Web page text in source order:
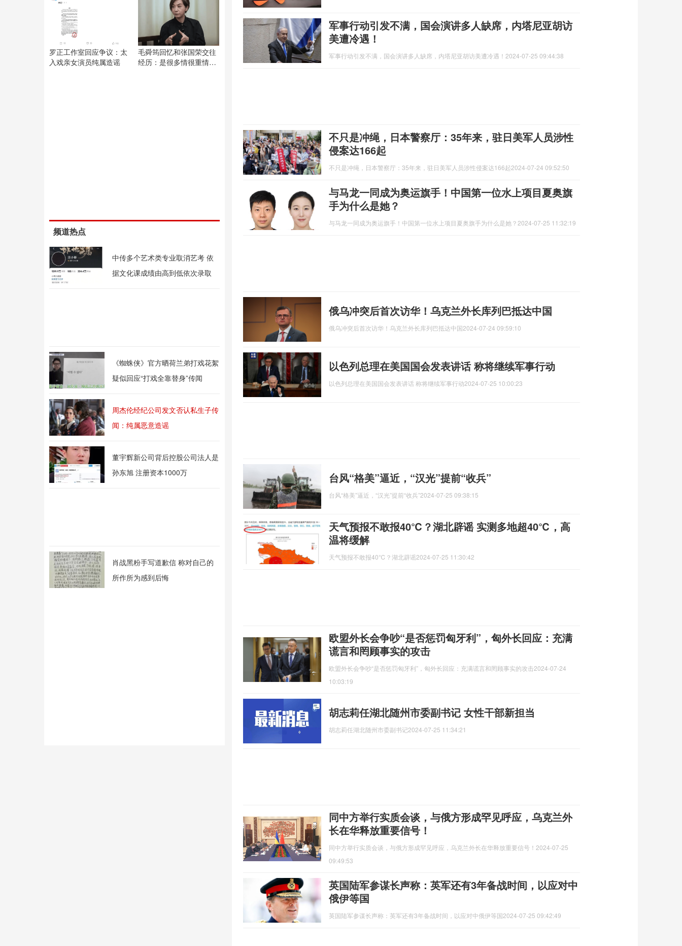
罗正工作室回应争议：太
入戏亲女演员纯属造谣
毛舜筠回忆和张国荣交往
经历：是很多情很重情的
频道热点
中传多个艺术类专业取消艺考 依
据文化课成绩由高到低依次录取
《蜘蛛侠》官方晒荷兰弟打戏花絮
疑似回应“打戏全靠替身”传闻
周杰伦经纪公司发文否认私生子传
闻：纯属恶意造谣
董宇辉新公司背后控股公司法人是
孙东旭 注册资本1000万
肖战黑粉手写道歉信 称对自己的
所作所为感到后悔
军事行动引发不满，国会演讲多人缺席，内塔尼亚胡访
美遭冷遇！
军事行动引发不满，国会演讲多人缺席，内塔尼亚胡访美遭冷遇！ 2024-07-25 09:44:38
不只是冲绳，日本警察厅：35年来，驻日美军人员涉性
侵案达166起
不只是冲绳，日本警察厅：35年来，驻日美军人员涉性侵案达166起2024-07-24 09:52:50
与马龙一同成为奥运旗手！中国第一位水上项目夏奥旗
手为什么是她？
与马龙一同成为奥运旗手！中国第一位水上项目夏奥旗手为什么是她？ 2024-07-25 11:32:19
俄乌冲突后首次访华！乌克兰外长库列巴抵达中国
俄乌冲突后首次访华！乌克兰外长库列巴抵达中国2024-07-24 09:59:10
以色列总理在美国国会发表讲话 称将继续军事行动
以色列总理在美国国会发表讲话 称将继续军事行动2024-07-25 10:00:23
台风“格美”逼近，“汉光”提前“收兵”
台风“格美”逼近，“汉光”提前“收兵”2024-07-25 09:38:15
天气预报不敢报40℃？湖北辟谣 实测多地超40℃，高
温将缓解
天气预报不敢报40℃？湖北辟谣2024-07-25 11:30:42
欧盟外长会争吵“是否惩罚匈牙利”，匈外长回应：充满
谎言和罔顾事实的攻击
欧盟外长会争吵“是否惩罚匈牙利”，匈外长回应：充满谎言和罔顾事实的攻击2024-07-24
10:03:19
胡志莉任湖北随州市委副书记 女性干部新担当
胡志莉任湖北随州市委副书记2024-07-25 11:34:21
同中方举行实质会谈，与俄方形成罕见呼应，乌克兰外
长在华释放重要信号！
同中方举行实质会谈，与俄方形成罕见呼应，乌克兰外长在华释放重要信号！ 2024-07-25
09:49:53
英国陆军参谋长声称：英军还有3年备战时间，以应对中
俄伊等国
英国陆军参谋长声称：英军还有3年备战时间，以应对中俄伊等国2024-07-25 09:42:49